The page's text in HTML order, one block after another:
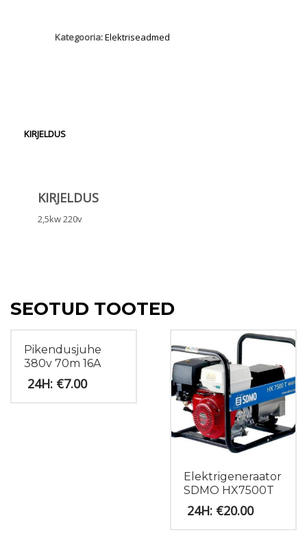
Kategooria:Elektriseadmed
KIRJELDUS
KIRJELDUS
2,5kw 220v
SEOTUD TOOTED
Pikendusjuhe
380v 70m 16A
€7.00
Elektrigeneraator
SDMO HX7500T
€20.00